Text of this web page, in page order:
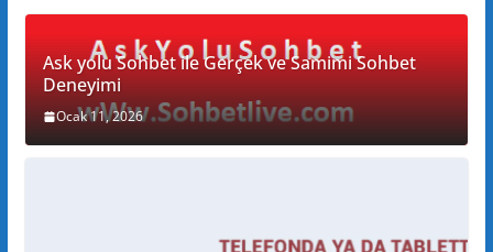
Ask yolu Sohbet ile Gerçek ve Samimi Sohbet
Deneyimi
Ocak 11, 2026